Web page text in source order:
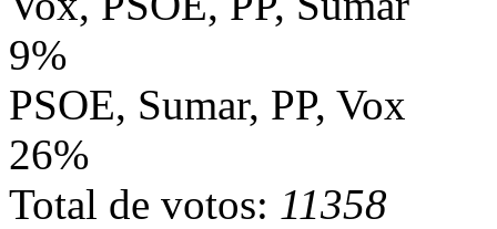
9%
PSOE, Sumar, PP, Vox
26%
Total de votos: 11358